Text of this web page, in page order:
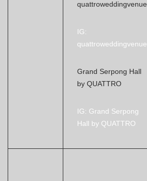
quattroweddingvenue
IG:
quattroweddingvenue
Grand Serpong Hall
by QUATTRO
IG: Grand Serpong
Hall by QUATTRO